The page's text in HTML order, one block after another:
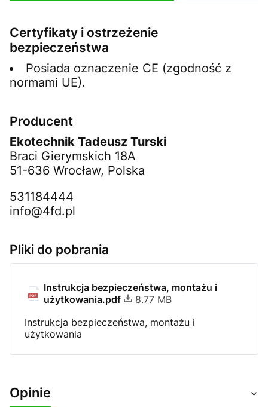
Certyfikaty i ostrzeżenie
bezpieczeństwa
Posiada oznaczenie CE (zgodność z
normami UE).
Producent
Ekotechnik Tadeusz Turski
Braci Gierymskich 18A
51-636 Wrocław, Polska
531184444
info@4fd.pl
Pliki do pobrania
Instrukcja bezpieczeństwa, montażu i
użytkowania.pdf
8.77 MB
Instrukcja bezpieczeństwa, montażu i
użytkowania
Opinie